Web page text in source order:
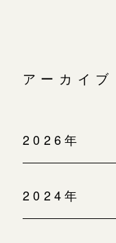
アーカイブ
2026年
2024年